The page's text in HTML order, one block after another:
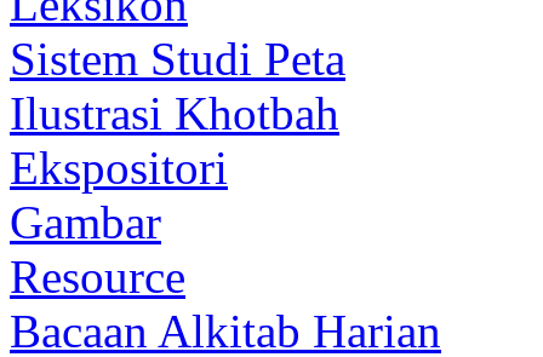
Sistem Studi Peta
Ilustrasi Khotbah
Ekspositori
Gambar
Resource
Bacaan Alkitab Harian